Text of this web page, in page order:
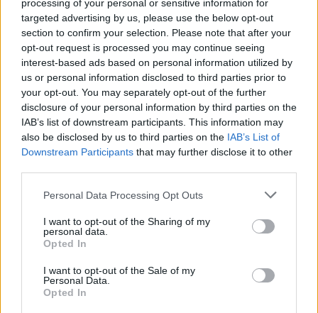
processing of your personal or sensitive information for
targeted advertising by us, please use the below opt-out
section to confirm your selection. Please note that after your
opt-out request is processed you may continue seeing
interest-based ads based on personal information utilized by
us or personal information disclosed to third parties prior to
your opt-out. You may separately opt-out of the further
disclosure of your personal information by third parties on the
IAB’s list of downstream participants. This information may
also be disclosed by us to third parties on the IAB’s List of
Downstream Participants that may further disclose it to other
Personal Data Processing Opt Outs
I want to opt-out of the Sharing of my
personal data.
Opted In
I want to opt-out of the Sale of my
Personal Data.
Opted In
RPG.
«È stato ucciso proprio in quel momento. Era
l’unico, insieme al kamikaze, a non
sopravvivere all’azione. Tutti gli altri membri
del commando si sono salvati. Ma
l’operazione resta emblematica: Hamas ha la
capacità di eludere ogni controllo e colpire
con precisione. E, a differenza di quello che
si crede, usa anche i kamikaze».
bambini